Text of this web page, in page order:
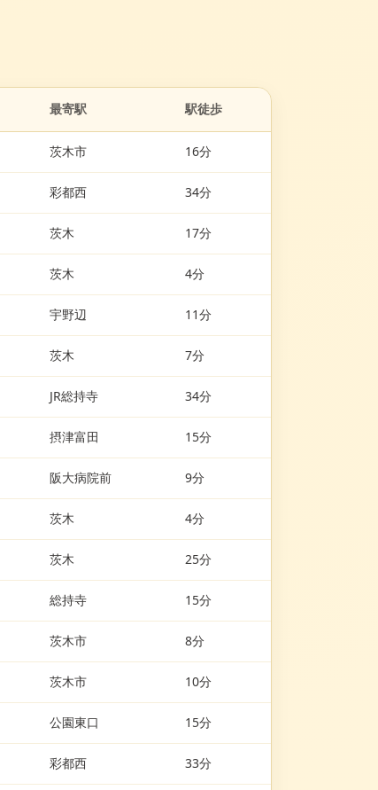
最寄駅 駅徒歩
茨木市 16分
彩都西 34分
茨木 17分
茨木 4分
宇野辺 11分
茨木 7分
JR総持寺 34分
摂津富田 15分
阪大病院前 9分
茨木 4分
茨木 25分
総持寺 15分
茨木市 8分
茨木市 10分
公園東口 15分
彩都西 33分